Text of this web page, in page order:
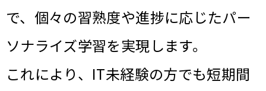
で、個々の習熟度や進捗に応じたパー
ソナライズ学習を実現します。
これにより、IT未経験の方でも短期間